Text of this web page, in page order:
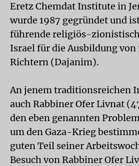
Eretz Chemdat Institute in
wurde 1987 gegründet und
führende religiös-
Israel für die Ausbildung
Richtern (Dajanim).
An jenem traditionsreichen
auch Rabbiner Ofer Livnat
den eben genannten
um den Gaza-Krieg
guten Teil seiner
Besuch von Rabbiner Ofer